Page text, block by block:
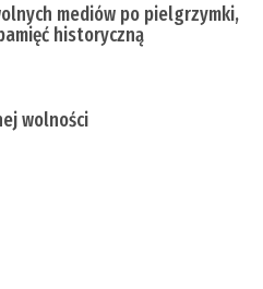
mediów po pielgrzymki,
historyczną
wolności